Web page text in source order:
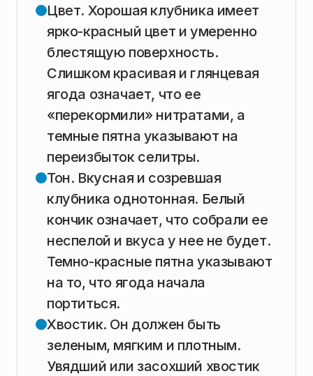
Цвет. Хорошая клубника имеет
ярко-красный цвет и умеренно
блестящую поверхность.
Слишком красивая и глянцевая
ягода означает, что ее
«перекормили» нитратами, а
темные пятна указывают на
переизбыток селитры.
Тон. Вкусная и созревшая
клубника однотонная. Белый
кончик означает, что собрали ее
неспелой и вкуса у нее не будет.
Темно-красные пятна указывают
на то, что ягода начала
портиться.
Хвостик. Он должен быть
зеленым, мягким и плотным.
Увядший или засохший хвостик